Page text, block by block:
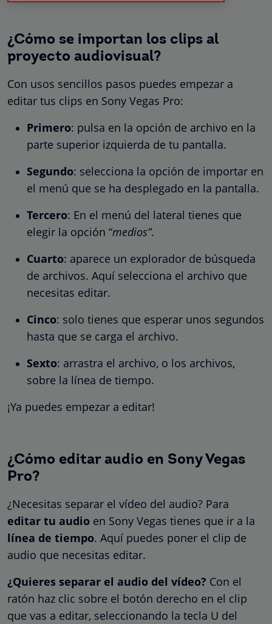
¿Cómo se importan los clips al
proyecto audiovisual?
Con usos sencillos pasos puedes empezar a
editar tus clips en Sony Vegas Pro:
Primero: pulsa en la opción de archivo en la
parte superior izquierda de tu pantalla.
Segundo: selecciona la opción de importar en
el menú que se ha desplegado en la pantalla.
Tercero: En el menú del lateral tienes que
elegir la opción “medios”.
Cuarto: aparece un explorador de búsqueda
de archivos. Aquí selecciona el archivo que
necesitas editar.
Cinco: solo tienes que esperar unos segundos
hasta que se carga el archivo.
Sexto: arrastra el archivo, o los archivos,
sobre la línea de tiempo.
¡Ya puedes empezar a editar!
¿Cómo editar audio en Sony Vegas
Pro?
¿Necesitas separar el vídeo del audio? Para
editar tu audio en Sony Vegas tienes que ir a la
línea de tiempo. Aquí puedes poner el clip de
audio que necesitas editar.
¿Quieres separar el audio del vídeo? Con el
ratón haz clic sobre el botón derecho en el clip
que vas a editar, seleccionando la tecla U del